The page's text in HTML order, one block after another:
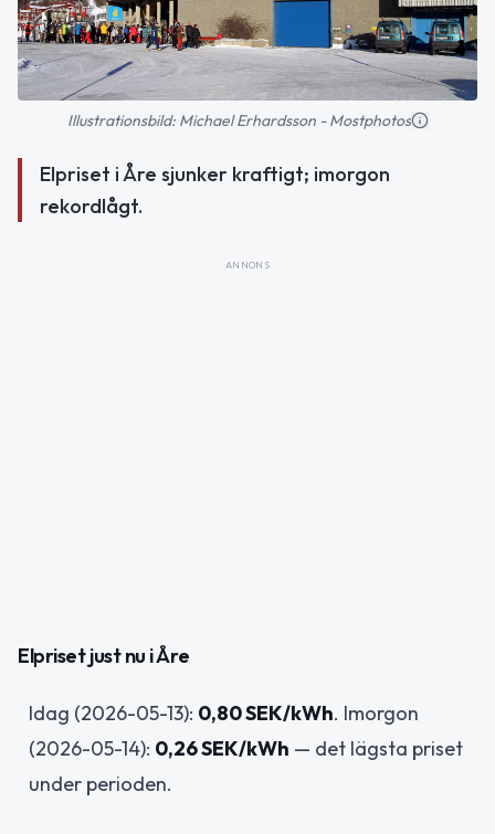
Illustrationsbild: Michael Erhardsson - Mostphotos
Elpriset i Åre sjunker kraftigt; imorgon
rekordlågt.
ANNONS
Elpriset just nu i Åre
Idag (2026-05-13): 0,80 SEK/kWh. Imorgon
(2026-05-14): 0,26 SEK/kWh — det lägsta priset
under perioden.